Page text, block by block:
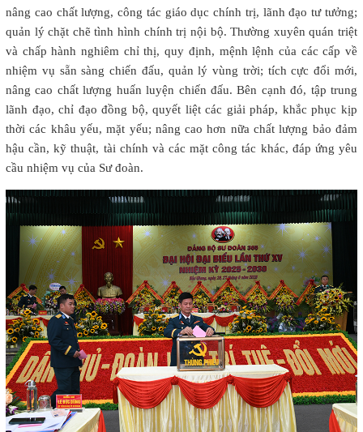
nâng cao chất lượng, công tác giáo dục chính trị, lãnh đạo tư tưởng;
quản lý chặt chẽ tình hình chính trị nội bộ. Thường xuyên quán triệt
và chấp hành nghiêm chỉ thị, quy định, mệnh lệnh của các cấp về
nhiệm vụ sẵn sàng chiến đấu, quản lý vùng trời; tích cực đổi mới,
nâng cao chất lượng huấn luyện chiến đấu. Bên cạnh đó, tập trung
lãnh đạo, chỉ đạo đồng bộ, quyết liệt các giải pháp, khắc phục kịp
thời các khâu yếu, mặt yếu; nâng cao hơn nữa chất lượng bảo đảm
hậu cần, kỹ thuật, tài chính và các mặt công tác khác, đáp ứng yêu
cầu nhiệm vụ của Sư đoàn.